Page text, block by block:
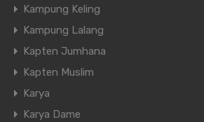
Kampung Keling
Kampung Lalang
Kapten Jumhana
Kapten Muslim
Karya
Karya Dame